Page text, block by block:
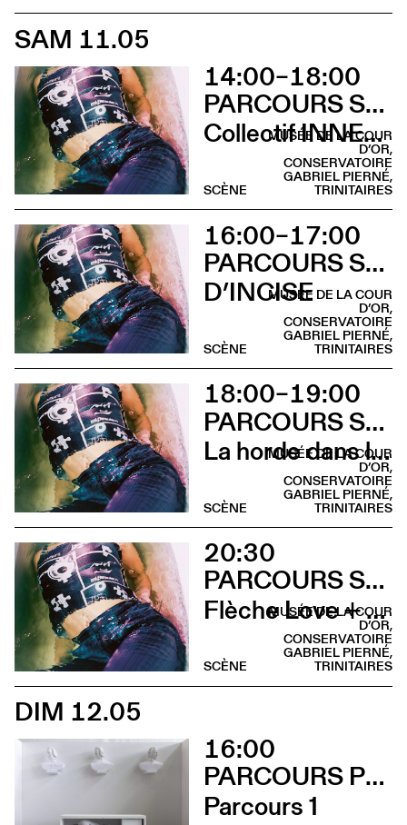
SAM 11.05
14:00–18:00
PARCOURS SUR LA COLLINE SAINTE-CROIX
Collectif INNER LIGHT
MUSÉE DE LA COUR
D’OR,
CONSERVATOIRE
GABRIEL PIERNÉ,
TRINITAIRES
SCÈNE
16:00–17:00
PARCOURS SUR LA COLLINE SAINTE-CROIX
D’INCISEMUSÉE DE LA COUR
D’OR,
CONSERVATOIRE
GABRIEL PIERNÉ,
TRINITAIRES
SCÈNE
18:00–19:00
PARCOURS SUR LA COLLINE SAINTE-CROIX
La horde dans les pavés
MUSÉE DE LA COUR
D’OR,
CONSERVATOIRE
GABRIEL PIERNÉ,
TRINITAIRES
SCÈNE
20:30
PARCOURS SUR LA COLLINE SAINTE-CROIX
Flèche Love + Sami Galbi
MUSÉE DE LA COUR
D’OR,
CONSERVATOIRE
GABRIEL PIERNÉ,
TRINITAIRES
SCÈNE
DIM 12.05
16:00
PARCOURS PERFORMANCES
Parcours 1